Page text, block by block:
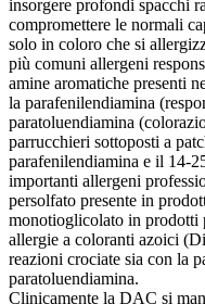
insorgere profondi spacchi
compromettere le normali
solo in coloro che si
più comuni allergeni
amine aromatiche presenti
la parafenilendiamina
paratoluendiamina
parrucchieri sottoposti a
parafenilendiamina e il 14-
importanti allergeni
persolfato presente in
monotioglicolato in prodotti
allergie a coloranti azoici
reazioni crociate sia con la
paratoluendiamina.
Clinicamente la DAC si